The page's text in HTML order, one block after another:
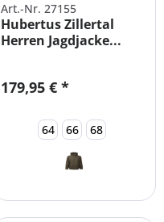
Art.-Nr. 27155
Hubertus Zillertal
Herren Jagdjacke...
179,95 € *
64 66 68